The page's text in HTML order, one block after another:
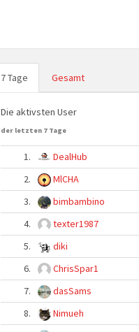
7 Tage Gesamt
Die aktivsten User
der letzten 7 Tage
1. DealHub
2.
MlCHA
3.
bimbambino
4.
texter1987
5.
diki
6.
ChrisSpar1
7.
dasSams
8.
Nimueh